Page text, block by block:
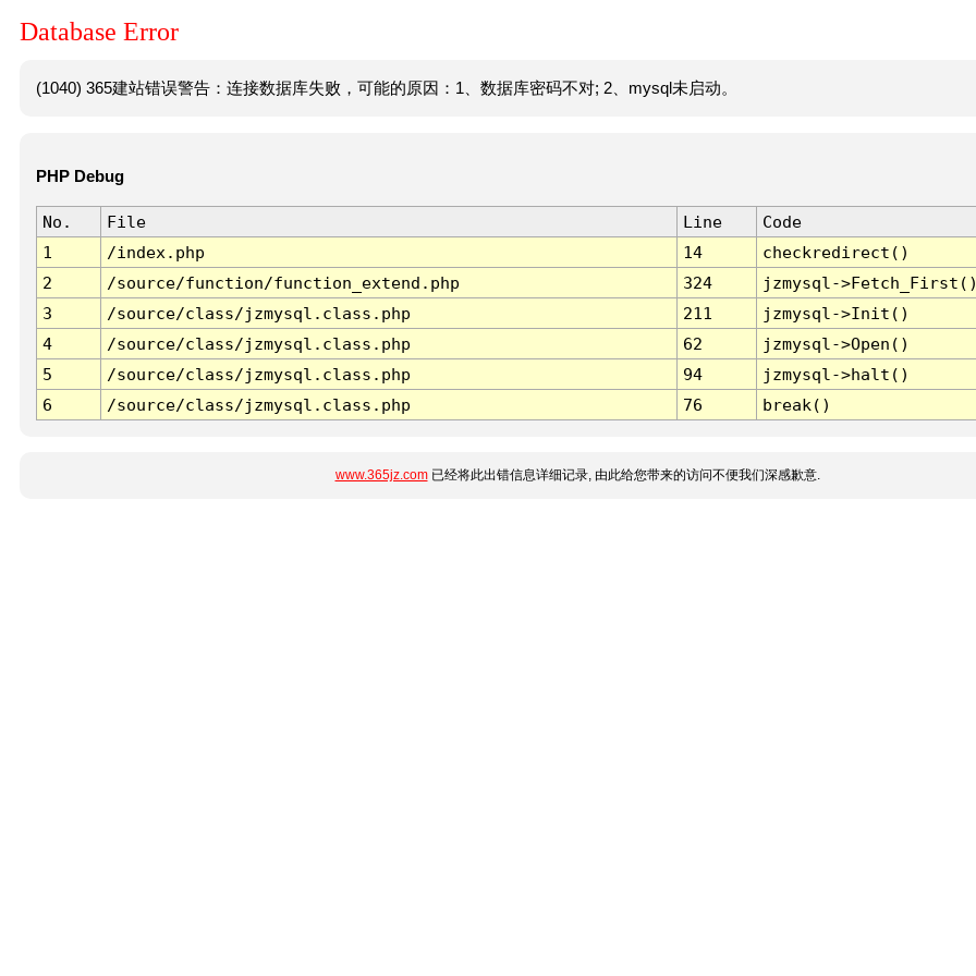
Database Error
(1040) 365建站错误警告：连接数据库失败，可能的原因：1、数据库密码不对; 2、mysql未启动。
PHP Debug
No. File Line
Code
1
/index.php 14
checkredirect()
2
/source/function/function_extend.php 324
jzmysql-
3
/source/class/jzmysql.class.php 211
jzmysql->Init()
4
/source/class/jzmysql.class.php 62
jzmysql->Open()
5
/source/class/jzmysql.class.php 94
jzmysql->halt()
6
/source/class/jzmysql.class.php 76 break()
www.365jz.com已经将此出错信息详细记录, 由此给您带来的访问不便我们深感歉意.